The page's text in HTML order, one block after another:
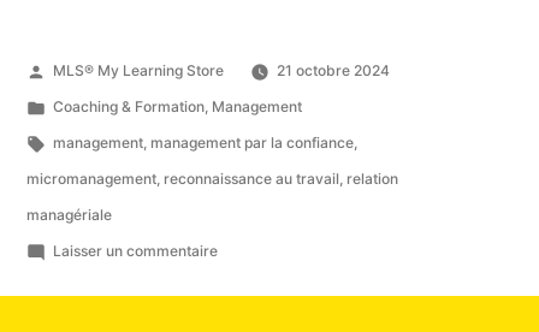
MLS® My Learning Store
21 octobre 2024
Coaching & Formation, Management
management, management par la confiance,
micromanagement, reconnaissance au travail, relation
managériale
Laisser un commentaire